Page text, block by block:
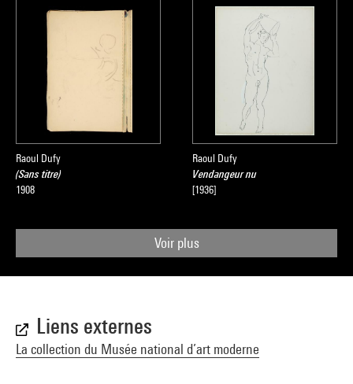
Raoul Dufy
(Sans titre)
1908
Raoul Dufy
Vendangeur nu
[1936]
Voir plus
Liens externes
La collection du Musée national d’art moderne